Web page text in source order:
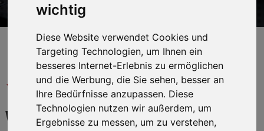
wichtig
Diese Website verwendet Cookies und
Targeting Technologien, um Ihnen ein
besseres Internet-Erlebnis zu ermöglichen
und die Werbung, die Sie sehen, besser an
Ihre Bedürfnisse anzupassen. Diese
Technologien nutzen wir außerdem, um
Ergebnisse zu messen, um zu verstehen,
← Zurück zum Hersteller
WIR REPARIEREN IHR